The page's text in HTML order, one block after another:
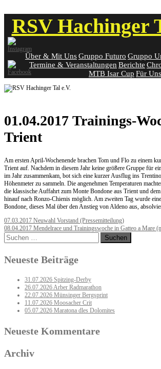
content
RSV Hachinger
Über & Mit UnsGruppo Futuro Gruppo
Termine & Veranstaltungen Berichte
MTB Isar Cup Für Uns
01.04.2017 Trainings-
Trient
Am ersten April-Wochenende brachen Tom und Flo zu einem
Trient auf. Nachdem in diesem Jahr keine größere Gruppe für
im Jahr zusammenkam, bot sich eine kurzer Ausflug ins
Höhenmeter zu sammeln. Die angenehmen Temperaturen
die klassische Auffahrt zum Monte Bondone aus Trient und
hinauf nach Ronzo-Chienis möglich. Am zweiten Tag wurde
Bondone, dieses Mal über den Anstieg von Aldeno aus,
Post
navigation
07.03.2017 Neuwahl Vorstand (Pressemitteilung)
08.04.2017 Mendelrace und Trainingswoche in Gatteo a Mare
Suchen
nach:
Neueste Beiträge
31.07.2026 Spitzing-Derby
26.07.2026 Arber Radmarathon
22.07.2026 Münsinger Bergsprint
11.07.2026 Moosacher Crit
05.07.2026 Maratona dles Dolomites
Neueste Kommentare
Archiv